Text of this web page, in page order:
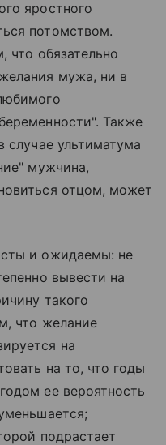
яростного
потомством.
что обязательно
мужа, ни в
Также
случае ультиматума
мужчина,
отцом, может
и ожидаемы: не
вывести на
такого
что желание
на
на то, что годы
ее вероятность
подрастает